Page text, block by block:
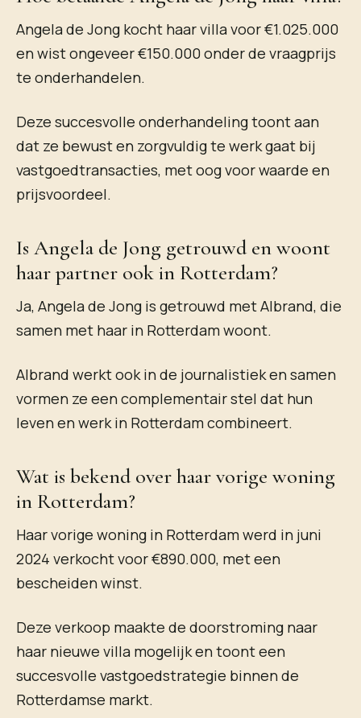
Angela de Jong kocht haar villa voor €1.025.000
en wist ongeveer €150.000 onder de vraagprijs
te onderhandelen.
Deze succesvolle onderhandeling toont aan
dat ze bewust en zorgvuldig te werk gaat bij
vastgoedtransacties, met oog voor waarde en
prijsvoordeel.
Is Angela de Jong getrouwd en woont
haar partner ook in Rotterdam?
Ja, Angela de Jong is getrouwd met Albrand, die
samen met haar in Rotterdam woont.
Albrand werkt ook in de journalistiek en samen
vormen ze een complementair stel dat hun
leven en werk in Rotterdam combineert.
Wat is bekend over haar vorige woning
in Rotterdam?
Haar vorige woning in Rotterdam werd in juni
2024 verkocht voor €890.000, met een
bescheiden winst.
Deze verkoop maakte de doorstroming naar
haar nieuwe villa mogelijk en toont een
succesvolle vastgoedstrategie binnen de
Rotterdamse markt.